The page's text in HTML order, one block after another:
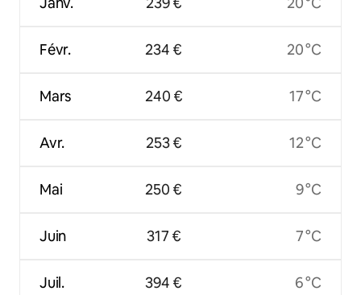
Févr.
Mars
Avr.
Mai
Juin
Juil.
234 €
240 €
253 €
250 €
317 €
394 €
20 °C
17 °C
12 °C
9 °C
7 °C
6 °C